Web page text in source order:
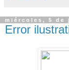
miércoles, 5 de
Error